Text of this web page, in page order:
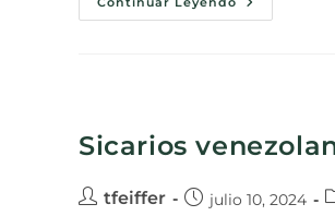
Sicarios
tfeiffer julio 10, 2024